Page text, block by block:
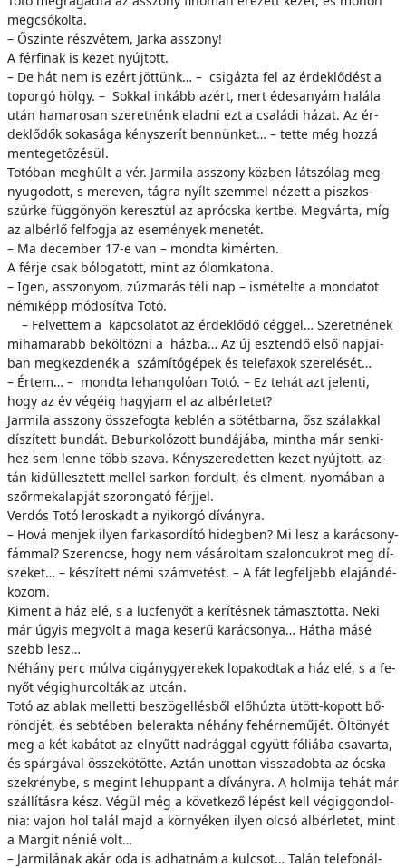
meg­csó­kol­ta.
– Őszin­te rész­vé­tem, Jarka as­­szony!
A fér­fi­nak is ke­zet nyúj­tott.
– De hát nem is ezért jöt­tünk… – csi­gáz­ta fel az ér­dek­lő­dést a
to­por­gó hölgy. – Sok­kal in­kább azért, mert édes­anyám ha­lá­la
után ha­ma­ro­san sze­ret­nénk el­ad­ni ezt a csa­lá­di há­zat. Az ér­
dek­lő­dők so­ka­sá­ga kény­sze­rít ben­nün­ket… – tet­te még hoz­zá
men­te­ge­tő­zé­sül.
To­tó­ban meg­hűlt a vér. Jarmila as­­szony köz­ben lát­szó­lag meg­
nyu­go­dott, s me­re­ven, tág­ra nyílt szem­mel né­zett a pisz­kos­
szür­ke füg­gö­nyön ke­resz­tül az ap­rócs­ka kert­be. Meg­vár­ta, míg
az al­bér­lő fel­fog­ja az ese­mé­nyek me­ne­tét.
– Ma de­cem­ber 17-e van – mond­ta ki­mér­ten.
A fér­je csak bó­lo­ga­tott, mint az ólom­ka­to­na.
– Igen, as­­szo­nyom, zúz­ma­rás té­li nap – is­mé­tel­te a mon­da­tot
né­mi­képp mó­do­sít­va To­tó.
– Fel­vet­tem a kap­cso­la­tot az ér­dek­lő­dő cég­gel… Sze­ret­né­nek
mi­ha­ma­rabb be­köl­töz­ni a ház­ba… Az új esz­ten­dő el­ső nap­ja­i­
ban meg­kez­de­nék a szá­mí­tó­gé­pek és te­le­fax­ok sze­re­lé­sét…
– Ér­tem… – mond­ta le­han­go­ló­an To­tó. – Ez te­hát azt je­len­ti,
hogy az év vé­gé­ig hagy­jam el az al­bér­le­tet?
Jarmila as­­szony ös­­sze­fog­ta keb­lén a sö­tét­bar­na, ősz szá­lak­kal
dí­szí­tett bun­dát. Be­bur­ko­ló­zott bun­dá­já­ba, mint­ha már sen­ki­
hez sem len­ne több sza­va. Kény­sze­re­det­ten ke­zet nyúj­tott, az­
tán ki­dül­lesz­tett mel­lel sar­kon for­dult, és el­ment, nyo­má­ban a
szőr­me­ka­lap­ját szo­ron­ga­tó férj­jel.
Verdós To­tó le­ros­kadt a nyi­kor­gó dí­vány­ra.
– Ho­vá men­jek ilyen far­kas­or­dí­tó hi­deg­ben? Mi lesz a ka­rá­csony­
fám­mal? Sze­ren­cse, hogy nem vá­sá­rol­tam sza­lon­cuk­rot meg dí­
sze­ket… – ké­szí­tett né­mi szám­ve­tést. – A fát leg­fel­jebb el­aján­dé­
ko­zom.
Ki­ment a ház elé, s a luc­fe­nyőt a ke­rí­tés­nek tá­masz­tot­ta. Ne­ki
már úgy­is meg­volt a ma­ga ke­se­rű ka­rá­cso­nya… Hát­ha má­sé
szebb lesz…
Né­hány perc múl­va ci­gány­gye­re­kek lo­pa­kod­tak a ház elé, s a fe­
nyőt vé­gig­hur­col­ták az ut­cán.
To­tó az ab­lak mel­let­ti be­szö­gel­lés­ből elő­húz­ta ütött-ko­pott bő­
rönd­jét, és seb­té­ben be­le­rak­ta né­hány fe­hér­ne­mű­jét. Öl­tö­nyét
meg a két ka­bá­tot az el­nyűtt nad­rág­gal együtt fó­li­á­ba csa­var­ta,
és spár­gá­val ös­­sze­kö­töt­te. Az­tán unot­tan vis­­sza­dob­ta az ócs­ka
szek­rény­be, s megint le­hup­pant a dí­vány­ra. A hol­mi­ja te­hát már
szál­lí­tás­ra kész. Vé­gül még a kö­vet­ke­ző lé­pést kell vé­gig­gon­dol­
nia: va­jon hol ta­lál majd a kör­nyé­ken ilyen ol­csó al­bér­le­tet, mint
a Mar­git né­nié volt…
– Jarmilának akár oda is ad­hat­nám a kul­csot… Ta­lán te­le­fo­nál­